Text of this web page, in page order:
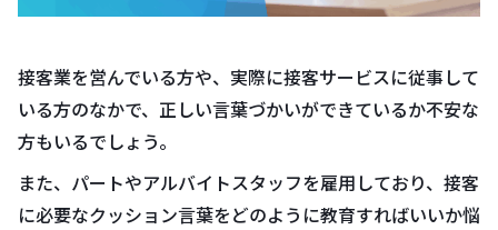
接客業を営んでいる方や、実際に接客サービスに従事して
いる方のなかで、正しい言葉づかいができているか不安な
方もいるでしょう。
また、パートやアルバイトスタッフを雇用しており、接客
に必要なクッション言葉をどのように教育すればいいか悩